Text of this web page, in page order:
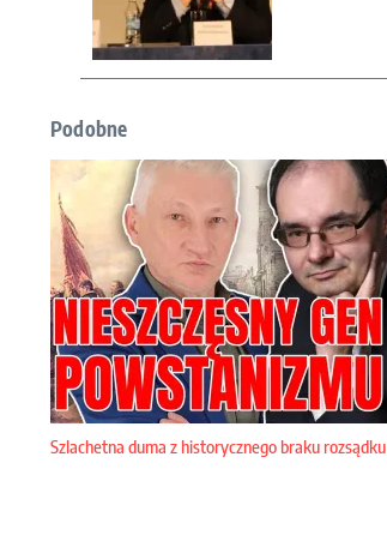
Podobne
Szlachetna duma z historycznego braku rozsądku